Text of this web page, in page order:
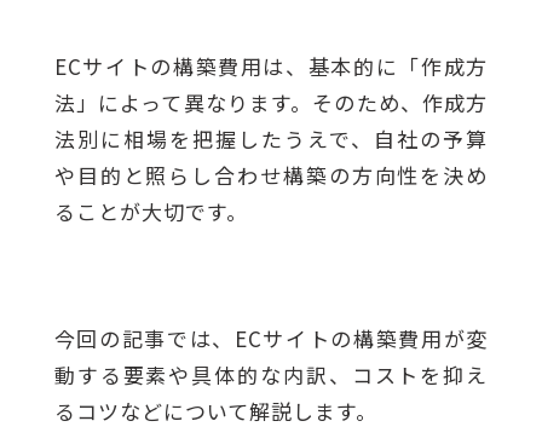
ECサイトの構築費用は、基本的に「作成方
法」によって異なります。そのため、作成方
法別に相場を把握したうえで、自社の予算
や目的と照らし合わせ構築の方向性を決め
ることが大切です。
今回の記事では、ECサイトの構築費用が変
動する要素や具体的な内訳、コストを抑え
るコツなどについて解説します。